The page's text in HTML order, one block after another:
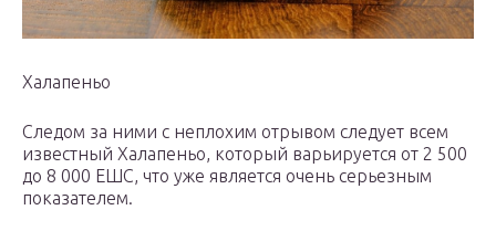
Халапеньо
Следом за ними с неплохим отрывом следует всем
известный Халапеньо, который варьируется от 2 500
до 8 000 ЕШС, что уже является очень серьезным
показателем.